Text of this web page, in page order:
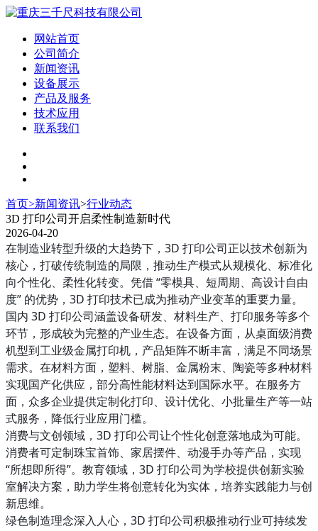
网站首页
公司简介
新闻资讯
设备展示
产品及服务
技术应用
联系我们
首页>新闻资讯>行业动态
3D 打印公司开启柔性制造新时代
2026-04-20
在制造业转型升级的大趋势下，3D 打印公司正以技术创新为
核心，打破传统制造的局限，推动生产模式从规模化、标准化
向个性化、柔性化转变。凭借 “零模具、短周期、高设计自由
度” 的优势，3D 打印技术已成为推动产业变革的重要力量。
国内 3D 打印公司涵盖设备研发、材料生产、打印服务等多个
环节，形成较为完整的产业生态。在设备方面，从桌面级消费
机型到工业级金属打印机，产品矩阵不断丰富，满足不同场景
需求。在材料方面，塑料、树脂、金属粉末、陶瓷等多种材料
实现国产化供应，部分高性能材料达到国际水平。在服务方
面，众多企业提供定制化打印、设计优化、小批量生产等一站
式服务，降低行业应用门槛。
消费与文创领域，3D 打印公司让个性化创意落地成为可能。
消费者可定制珠宝首饰、家居摆件、动漫手办等产品，实现
“所想即所得”。教育领域，3D 打印公司为学校提供创新实验
室解决方案，助力学生将创意转化为实体，培养实践能力与创
新思维。
绿色制造理念深入人心，3D 打印公司积极推动行业可持续发